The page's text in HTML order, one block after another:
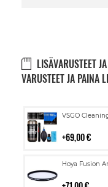
LISÄVARUSTEET
VARUSTEET JA PAINA
VSGO
69,00 €
Lisää
Hoya Fusion
Lisää